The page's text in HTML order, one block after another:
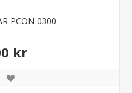
PCON 0300
kr